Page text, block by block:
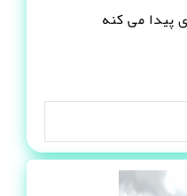
می کنه